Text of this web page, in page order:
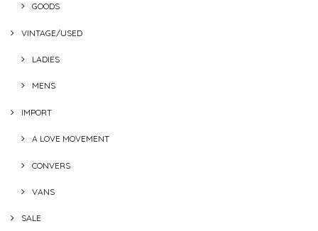
GOODS
VINTAGE/USED
LADIES
MENS
IMPORT
A LOVE MOVEMENT
CONVERS
VANS
SALE